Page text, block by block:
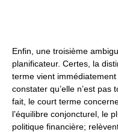
Enfin, une troisième
planificateur. Certes, la
terme vient
constater qu’elle n’est pas
fait, le court terme
l’équilibre conjoncturel, le
politique financière;